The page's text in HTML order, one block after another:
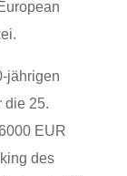
jährigen
die 25.
EUR
des